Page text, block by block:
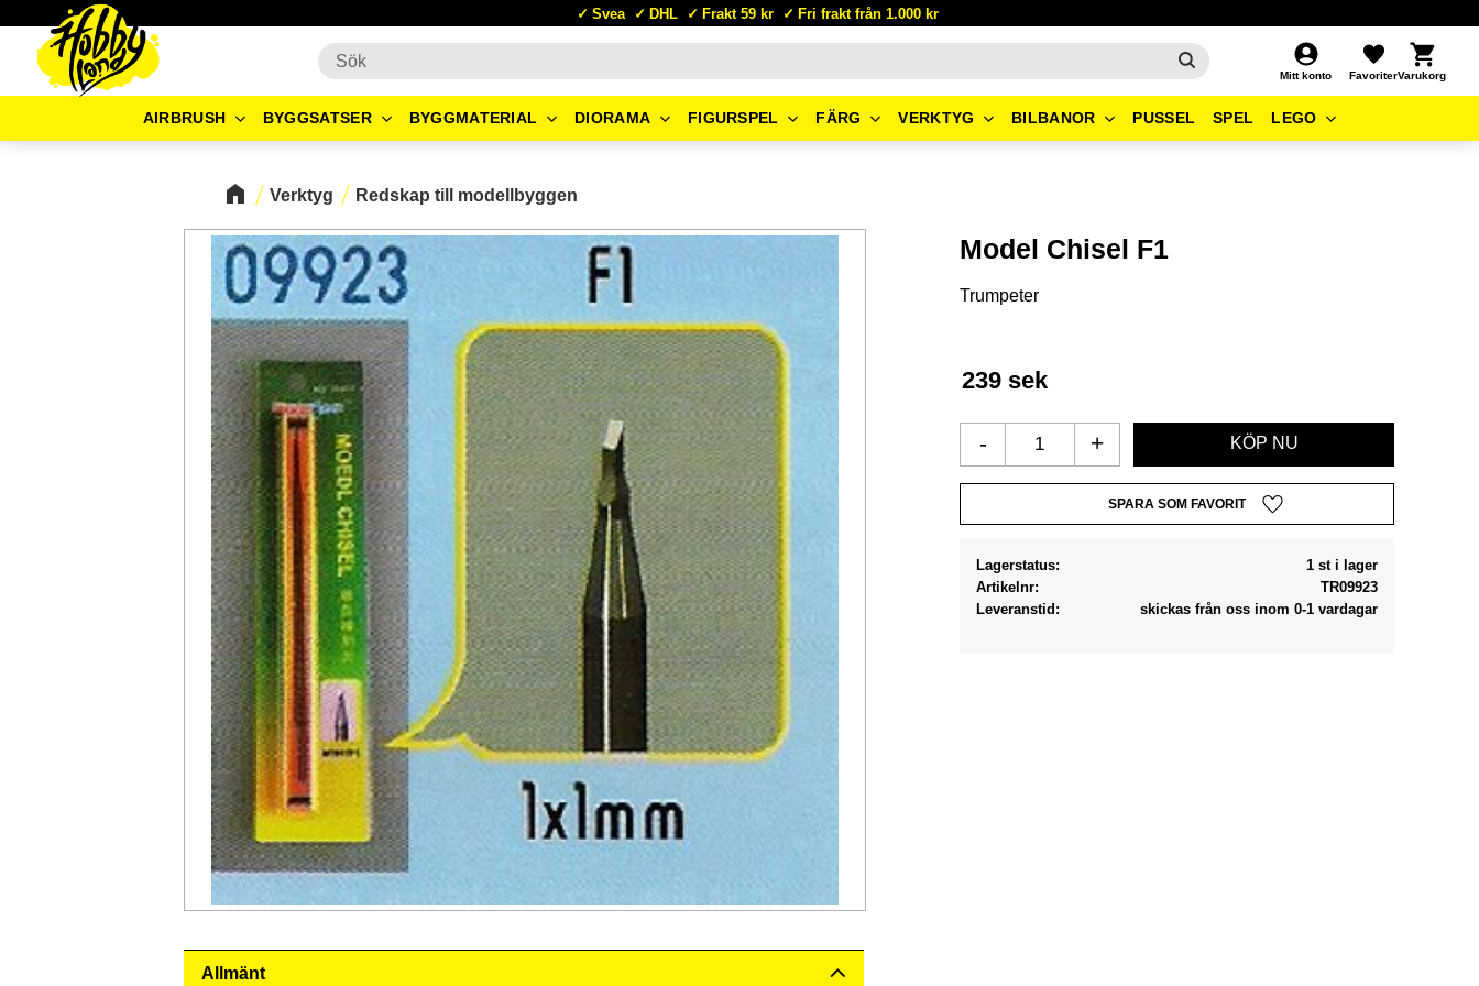
Svea DHL Frakt 59 kr Fri frakt från 1.000 kr
Mitt konto
Favoriter
Kundvagn
AIRBRUSH BYGGSATSER BYGGMATERIAL DIORAMA FIGURSPEL FÄRG VERKTYG BILBANOR PUSSEL SPEL LEGO
Verktyg Redskap till modellbyggen
Model Chisel F1
Trumpeter
239 sek
+
-
Lägg till i favoriter
Lagerstatus
1 st i lager
Artikelnr
TR09923
Leveranstid
skickas från oss inom 0-1 vardagar
Allmänt